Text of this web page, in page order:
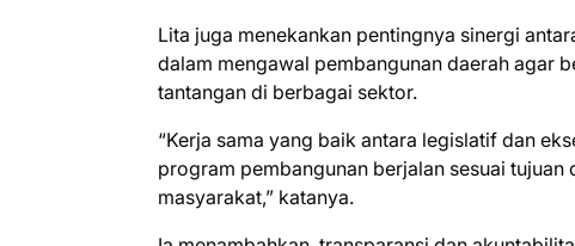
Lita juga menekankan pentingnya sinergi
dalam mengawal pembangunan daerah agar
tantangan di berbagai sektor.
“Kerja sama yang baik antara legislatif dan
program pembangunan berjalan sesuai
masyarakat,” katanya.